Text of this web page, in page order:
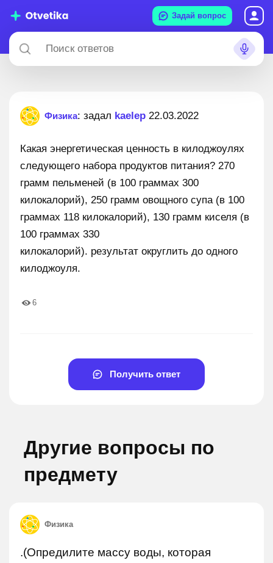
Задай вопрос
Физика: задал kaelep 22.03.2022
Какая энергетическая ценность в килоджоулях
следующего набора продуктов питания? 270
грамм пельменей (в 100 граммах 300
килокалорий), 250 грамм овощного супа (в 100
граммах 118 килокалорий), 130 грамм киселя (в
100 граммах 330
килокалорий). результат округлить до одного
килоджоуля.
6
Получить ответ
Другие вопросы по
предмету
Физика
.(Опредилите массу воды, которая